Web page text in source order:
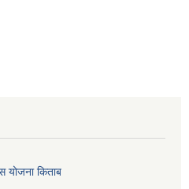
योजना किताब